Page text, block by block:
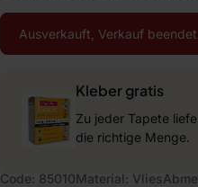
Ausverkauft, Verkauf
Kleber gratis
Zu jeder Tapete
die richtige Menge.
Code: 85010Material: Vlies